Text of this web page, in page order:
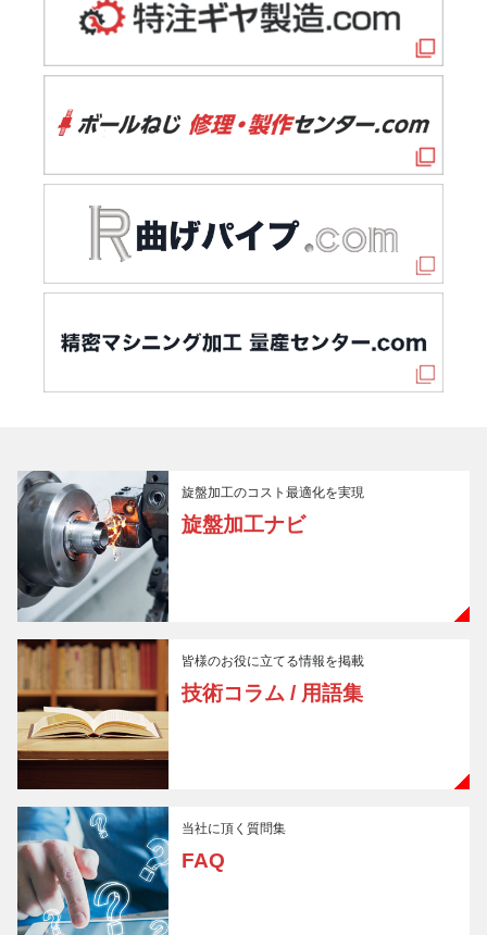
旋盤加工のコスト最適化を実現
旋盤加工ナビ
皆様のお役に立てる情報を掲載
技術コラム / 用語集
当社に頂く質問集
FAQ